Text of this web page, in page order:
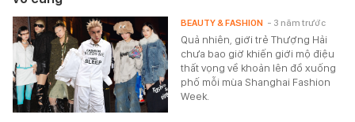
Quả nhiên, giới trẻ Thượng Hải
chưa bao giờ khiến giới mộ điệu
thất vọng về khoản lên đồ xuống
phố mỗi mùa Shanghai Fashion
Week.
BEAUTY & FASHION - 3 năm trước